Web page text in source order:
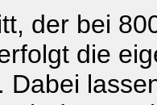
der bei
die
Dabei